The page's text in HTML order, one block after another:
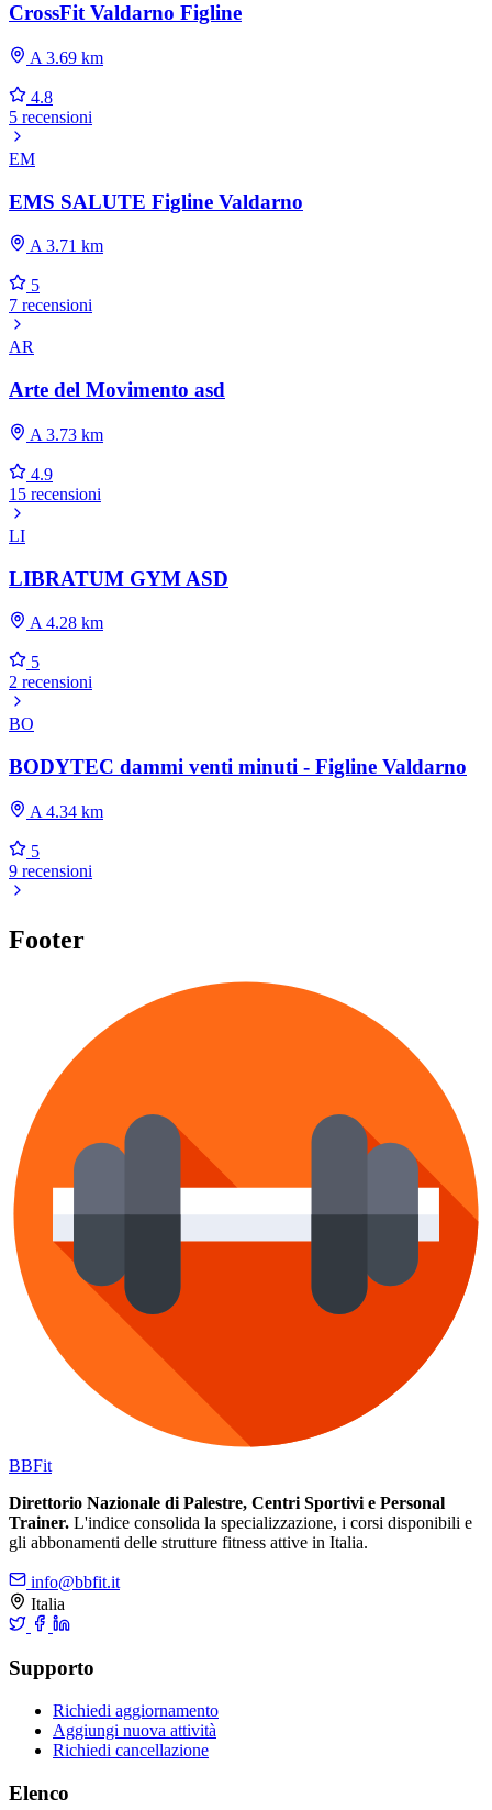
CrossFit Valdarno Figline
A 3.69 km
4.8
5 recensioni
EM
EMS SALUTE Figline Valdarno
A 3.71 km
5
7 recensioni
AR
Arte del Movimento asd
A 3.73 km
4.9
15 recensioni
LI
LIBRATUM GYM ASD
A 4.28 km
5
2 recensioni
BO
BODYTEC dammi venti minuti - Figline Valdarno
A 4.34 km
5
9 recensioni
Footer
BBFit
Direttorio Nazionale di Palestre, Centri Sportivi e Personal
Trainer. L'indice consolida la specializzazione, i corsi disponibili e
gli abbonamenti delle strutture fitness attive in Italia.
info@bbfit.it
Italia
Supporto
Richiedi aggiornamento
Aggiungi nuova attività
Richiedi cancellazione
Elenco